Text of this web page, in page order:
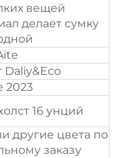
вещей
делает сумку
Daliy&Eco
2023
16 унций
другие цвета по
заказу